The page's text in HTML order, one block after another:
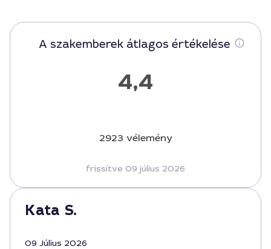
A szakemberek átlagos értékelése
4,4
2923 vélemény
frissítve 09 július 2026
Kata S.
09 Július 2026